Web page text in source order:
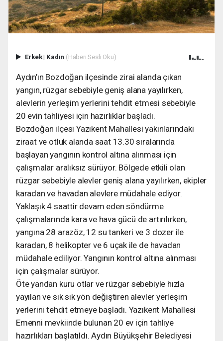
Erkek| Kadın (Haberi Sesli Oku)
Aydın’ın Bozdoğan ilçesinde zirai alanda çıkan
yangın, rüzgar sebebiyle geniş alana yayılırken,
alevlerin yerleşim yerlerini tehdit etmesi sebebiyle
20 evin tahliyesi için hazırlıklar başladı.
Bozdoğan ilçesi Yazıkent Mahallesi yakınlarındaki
ziraat ve otluk alanda saat 13.30 sıralarında
başlayan yangının kontrol altına alınması için
çalışmalar aralıksız sürüyor. Bölgede etkili olan
rüzgar sebebiyle alevler geniş alana yayılırken, ekipler
karadan ve havadan alevlere müdahale ediyor.
Yaklaşık 4 saattir devam eden söndürme
çalışmalarında kara ve hava gücü de artırılırken,
yangına 28 arazöz, 12 su tankeri ve 3 dozer ile
karadan, 8 helikopter ve 6 uçak ile de havadan
müdahale ediliyor. Yangının kontrol altına alınması
için çalışmalar sürüyor.
Öte yandan kuru otlar ve rüzgar sebebiyle hızla
yayılan ve sık sık yön değiştiren alevler yerleşim
yerlerini tehdit etmeye başladı. Yazıkent Mahallesi
Emenni mevkiinde bulunan 20 ev için tahliye
hazırlıkları başlatıldı. Aydın Büyükşehir Belediyesi